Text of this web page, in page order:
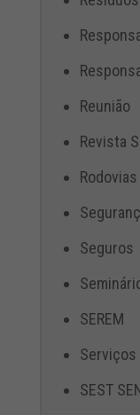
Reunião
Revista
Rodovias
Seguros
SEREM
Serviços
SEST